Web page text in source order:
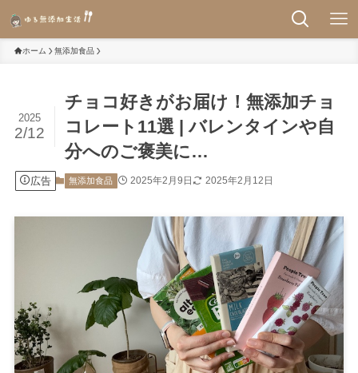
ホーム 無添加食品
チョコ好きがお届け！無添加チョ
コレート11選 | バレンタインや自
分へのご褒美に…
2025
2/12
広告 無添加食品 2025年2月9日 2025年2月12日